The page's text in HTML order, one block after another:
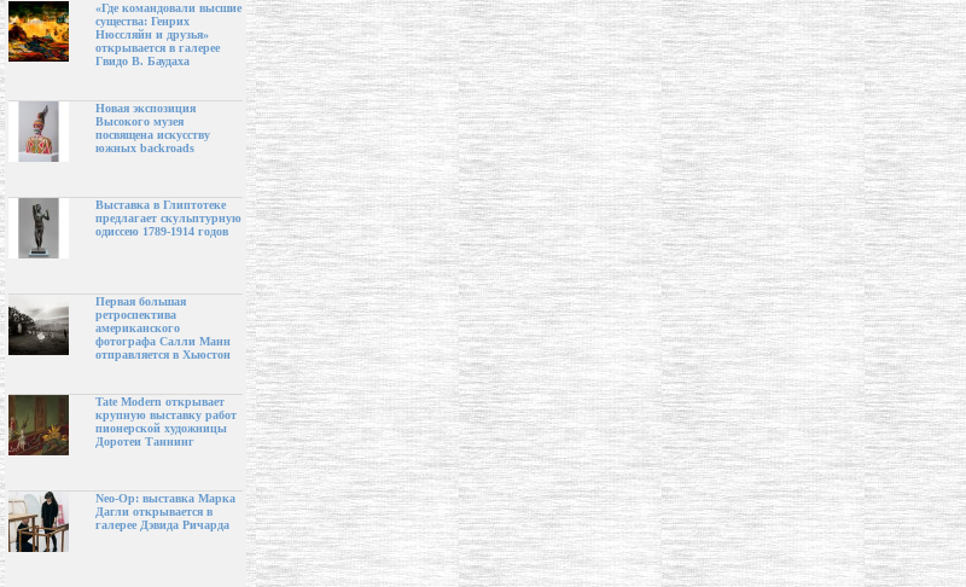
«Где командовали высшие
существа: Генрих
Нюссляйн и друзья»
открывается в галерее
Гвидо В. Баудаха
Новая экспозиция
Высокого музея
посвящена искусству
южных backroads
Выставка в Глиптотеке
предлагает скульптурную
одиссею 1789-1914 годов
Первая большая
ретроспектива
американского
фотографа Салли Манн
отправляется в Хьюстон
Tate Modern открывает
крупную выставку работ
пионерской художницы
Доротеи Таннинг
Neo-Op: выставка Марка
Дагли открывается в
галерее Дэвида Ричарда